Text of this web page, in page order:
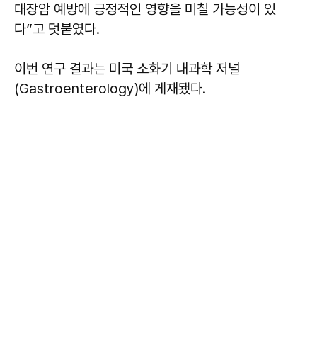
대장암 예방에 긍정적인 영향을 미칠 가능성이 있
다”고 덧붙였다.
이번 연구 결과는 미국 소화기 내과학 저널
(Gastroenterology)에 게재됐다.